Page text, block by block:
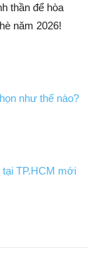
thần để hòa
năm 2026!
như thế nào?
tại TP.HCM mới